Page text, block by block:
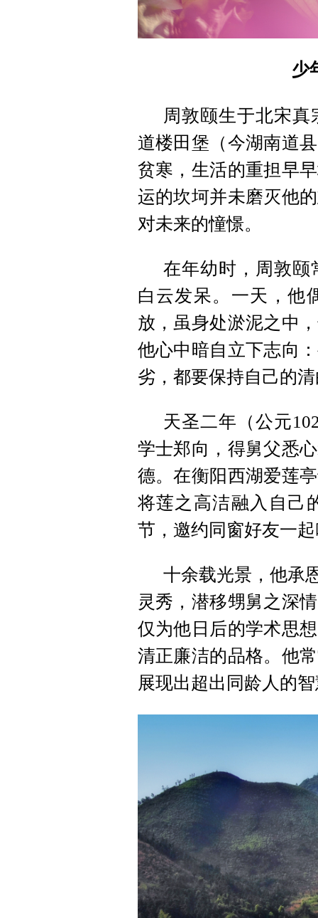
少
周敦颐生于北宋真
道楼田堡（今湖南道
贫寒，生活的重担早
运的坎坷并未磨灭他
对未来的憧憬。
在年幼时，周敦颐
白云发呆。一天，他
放，虽身处淤泥之中
他心中暗自立下志向
劣，都要保持自己的
天圣二年（公元
学士郑向，得舅父悉
德。在衡阳西湖爱莲
将莲之高洁融入自己
节，邀约同窗好友一
十余载光景，他承
灵秀，潜移甥舅之深
仅为他日后的学术思
清正廉洁的品格。他
展现出超出同龄人的